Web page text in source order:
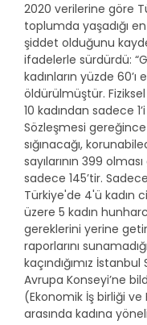
2020 verilerine göre
toplumda yaşadığı
şiddet olduğunu
ifadelerle sürdürdü:
kadınların yüzde
öldürülmüştür.
10 kadından sadece
Sözleşmesi
sığınacağı,
sayılarının 399
sadece 145’tir.
Türkiye'de 4'ü kadın
üzere 5 kadın
gereklerini yerine
raporlarını
kaçındığımız
Avrupa Konseyi’ne
(Ekonomik İş birliği
arasında kadına